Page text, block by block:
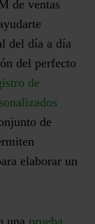
de ventas
del día a día
del perfecto
de
de
elaborar un
una prueba